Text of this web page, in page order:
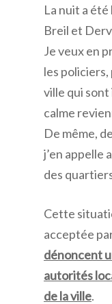
La nuit a
Breil et
Je veux en
les
ville qui
calme
De même,
j’en appelle
des
Cette
acceptée
dénoncent
autorités
de la ville.